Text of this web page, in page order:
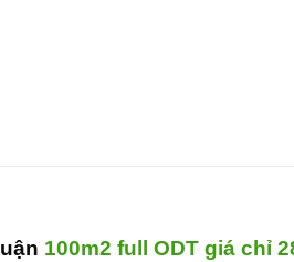
100m2 full ODT giá chỉ